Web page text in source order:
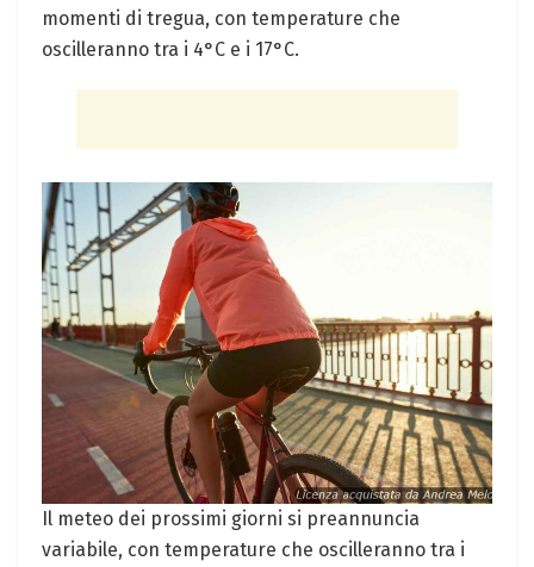
momenti di tregua, con temperature che
oscilleranno tra i 4°C e i 17°C.
Il meteo dei prossimi giorni si preannuncia
variabile, con temperature che oscilleranno tra i